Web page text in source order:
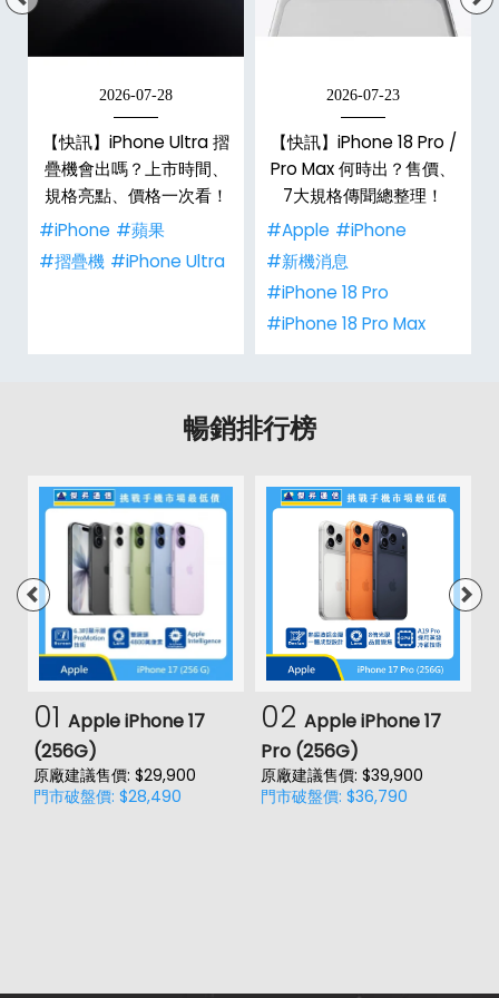
2026-07-28
【快訊】iPhone Ultra 摺
疊機會出嗎？上市時間、
規格亮點、價格一次看！
#iPhone #蘋果
#摺疊機 #iPhone Ultra
2026-07-23
【快訊】iPhone 18 Pro /
Pro Max 何時出？售價、
7大規格傳聞總整理！
#Apple #iPhone
#新機消息
#iPhone 18 Pro
#iPhone 18 Pro Max
暢銷排行榜
01 Apple iPhone 17
(256G)
原廠建議售價: $29,900
門市破盤價: $28,490
02 Apple iPhone 17
Pro (256G)
原廠建議售價: $39,900
門市破盤價: $36,790